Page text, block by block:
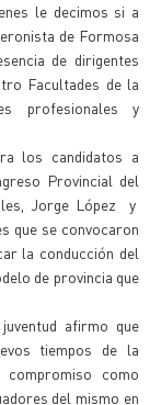
le decimos si a
de Formosa
de dirigentes
Facultades de la
profesionales y
los candidatos a
Provincial del
Jorge López y
que se convocaron
la conducción del
de provincia que
afirmo que
tiempos de la
como
del mismo en